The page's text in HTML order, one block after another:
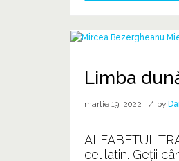
Limba
martie 19, 2022 by
ALFABETUL
cel latin. Geții